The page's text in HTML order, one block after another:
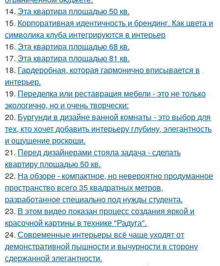
14. Эта квартира площадью 50 кв.
15. Корпоративная идентичность и брендинг. Как цвета и
символика клуба интегрируются в интерьер
16. Эта квартира площадью 68 кв.
17. Эта квартира площадью 81 кв.
18. Гардеробная, которая гармонично вписывается в
интерьер.
19. Переделка или реставрация мебели - это не только
экологично, но и очень творчески:
20. Бургунди в дизайне ванной комнаты - это выбор для
тех, кто хочет добавить интерьеру глубину, элегантность
и ощущение роскоши.
21. Перед дизайнерами стояла задача - сделать
квартиру площадью 50 кв.
22. На обзоре - компактное, но невероятно продуманное
пространство всего 35 квадратных метров,
разработанное специально под нужды студента.
23. В этом видео показан процесс создания яркой и
красочной картины в технике "Радуга".
24. Современные интерьеры всё чаще уходят от
демонстративной пышности и вычурности в сторону
сдержанной элегантности.